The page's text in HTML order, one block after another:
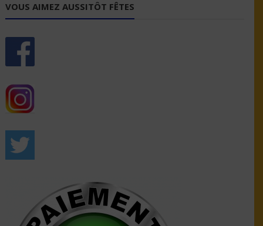
VOUS AIMEZ AUSSITÔT FÊTES